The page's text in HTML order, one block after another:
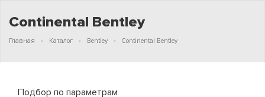
Continental Bentley
Главная Каталог Bentley Continental Bentley
Подбор по параметрам